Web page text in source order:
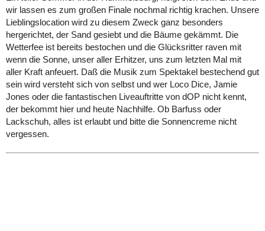
wir lassen es zum großen Finale nochmal richtig krachen. Unsere
Lieblingslocation wird zu diesem Zweck ganz besonders
hergerichtet, der Sand gesiebt und die Bäume gekämmt. Die
Wetterfee ist bereits bestochen und die Glücksritter raven mit
wenn die Sonne, unser aller Erhitzer, uns zum letzten Mal mit
aller Kraft anfeuert. Daß die Musik zum Spektakel bestechend gut
sein wird versteht sich von selbst und wer Loco Dice, Jamie
Jones oder die fantastischen Liveauftritte von dOP nicht kennt,
der bekommt hier und heute Nachhilfe. Ob Barfuss oder
Lackschuh, alles ist erlaubt und bitte die Sonnencreme nicht
vergessen.